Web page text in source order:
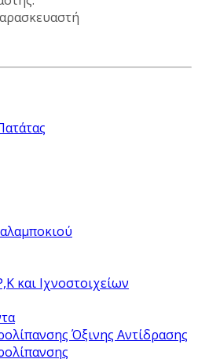
και Ιχνοστοιχείων
Όξινης Αντίδρασης